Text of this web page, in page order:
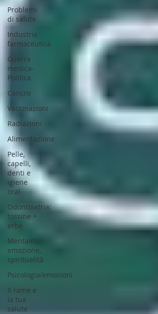
Problemi
di salute
Industria
farmaceutica
Guerra
medica-
Politica
Cancro
Vaccinazioni
Radiazioni
Alimentazione
Pelle,
capelli,
denti e
igiene
oral
Odontoiatria:
tossine +
erbe
Mentalità,
emozione,
spiritualità
Psicologia/emozioni
Il rame e
la tua
salute